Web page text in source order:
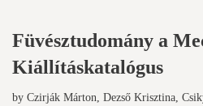
Füvésztudomány a
Kiállításkatalógus
by Czirják Márton, Dezső Krisztina,